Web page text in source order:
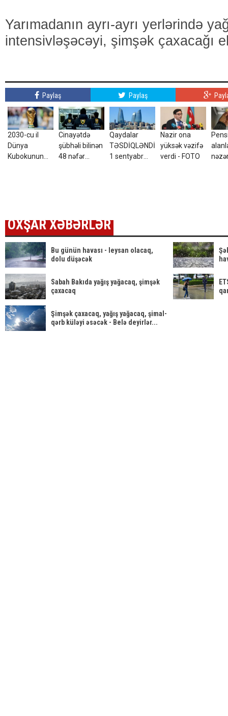
Yarımadanın ayrı-ayrı yerlərində
intensivləşəcəyi, şimşək çaxacağı
Paylaş Paylaş
2030-cu il
Dünya
Kubokunun
Cinayətdə
şübhəli bilinən
48 nəfər
Qaydalar
TƏSDİQLƏNDİ:
1 sentyabr
Nazir ona
yüksək vəzifə
verdi - FOTO
OXŞAR XƏBƏRLƏR
Bu günün havası - leysan olacaq,
dolu düşəcək
Sabah Bakıda yağış yağacaq, şimşək
çaxacaq
Şimşək çaxacaq, yağış yağacaq, şimal-
qərb küləyi əsəcək - Belə deyirlər...